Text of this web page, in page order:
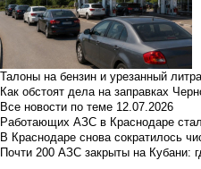
Талоны на бензин и урезанный
Как обстоят дела на заправках
Все новости по теме 12.07.2026
Работающих АЗС в Краснодаре
В Краснодаре снова сократилось
Почти 200 АЗС закрыты на Кубани: